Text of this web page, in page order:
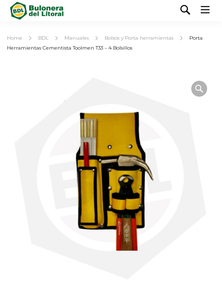
Home BDL Manuales Bolsos y Porta herramientas
Porta
Herramientas Cementista Toolmen T33 – 4 Bolsillos